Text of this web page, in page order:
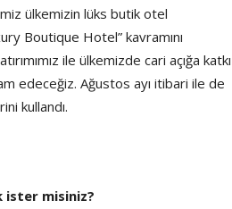
ülkemizin lüks butik otel
Boutique Hotel” kavramını
ile ülkemizde cari açığa katkı
edeceğiz. Ağustos ayı itibari ile de
kullandı.
ister misiniz?